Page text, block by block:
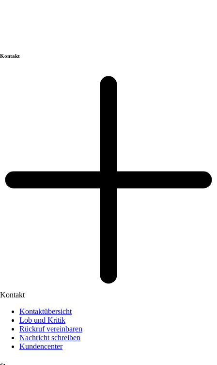
Kontakt
Kontakt
Kontaktübersicht
Lob und Kritik
Rückruf vereinbaren
Nachricht schreiben
Kundencenter